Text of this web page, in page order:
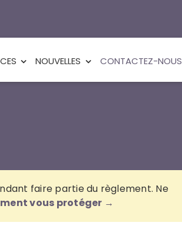
NOUVELLES CONTACTEZ-NOUS
faire partie du règlement. Ne
vous protéger →